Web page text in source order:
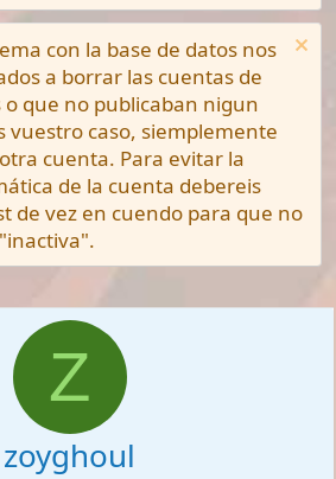
con la base de datos nos
a borrar las cuentas de
que no publicaban nigun
vuestro caso, siemplemente
cuenta. Para evitar la
de la cuenta debereis
de vez en cuendo para que no
Z
zoyghoul